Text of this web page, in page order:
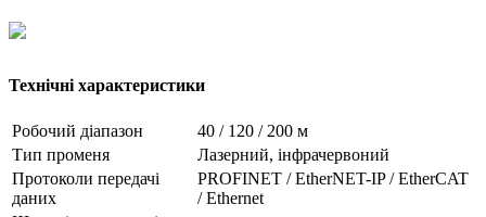
Технічні характеристики
Робочий діапазон
40 / 120 / 200 м
Тип променя
Лазерний, інфрачервоний
Протоколи передачі
даних
PROFINET / EtherNET-IP / EtherCAT
/ Ethernet